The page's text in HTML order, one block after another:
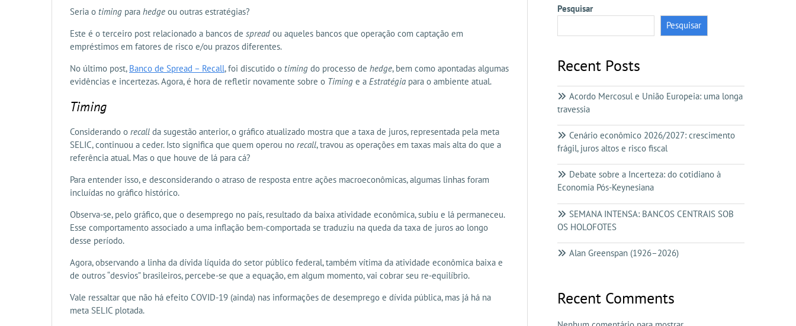
Seria o timing para hedge ou outras estratégias?
Este é o terceiro post relacionado a bancos de spread ou aqueles bancos que operação com captação em
empréstimos em fatores de risco e/ou prazos diferentes.
No último post, Banco de Spread – Recall, foi discutido o timing do processo de hedge, bem como apontadas algumas
evidências e incertezas. Agora, é hora de refletir novamente sobre o Timing e a Estratégia para o ambiente atual.
Timing
Considerando o recall da sugestão anterior, o gráfico atualizado mostra que a taxa de juros, representada pela meta
SELIC, continuou a ceder. Isto significa que quem operou no recall, travou as operações em taxas mais alta do que a
referência atual. Mas o que houve de lá para cá?
Para entender isso, e desconsiderando o atraso de resposta entre ações macroeconômicas, algumas linhas foram
incluídas no gráfico histórico.
Observa-se, pelo gráfico, que o desemprego no país, resultado da baixa atividade econômica, subiu e lá permaneceu.
Esse comportamento associado a uma inflação bem-comportada se traduziu na queda da taxa de juros ao longo
desse período.
Agora, observando a linha da dívida líquida do setor público federal, também vítima da atividade econômica baixa e
de outros “desvios” brasileiros, percebe-se que a equação, em algum momento, vai cobrar seu re-equilíbrio.
Vale ressaltar que não há efeito COVID-19 (ainda) nas informações de desemprego e dívida pública, mas já há na
meta SELIC plotada.
Pesquisar
Pesquisar
Recent Posts
Acordo Mercosul e União Europeia: uma longa
travessia
Cenário econômico 2026/2027: crescimento
frágil, juros altos e risco fiscal
Debate sobre a Incerteza: do cotidiano à
Economia Pós-Keynesiana
SEMANA INTENSA: BANCOS CENTRAIS SOB
OS HOLOFOTES
Alan Greenspan (1926–2026)
Recent Comments